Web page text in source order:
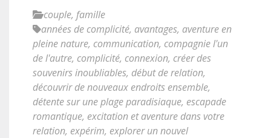
couple, famille
années de complicité, avantages, aventure en
pleine nature, communication, compagnie l'un
de l'autre, complicité, connexion, créer des
souvenirs inoubliables, début de relation,
découvrir de nouveaux endroits ensemble,
détente sur une plage paradisiaque, escapade
romantique, excitation et aventure dans votre
relation, expérim, explorer un nouvel